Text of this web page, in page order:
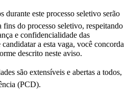
durante este processo seletivo serão
do processo seletivo, respeitando
e confidencialidade das
a esta vaga, você concorda
descrito neste aviso.
são extensíveis e abertas a todos,
(PCD).